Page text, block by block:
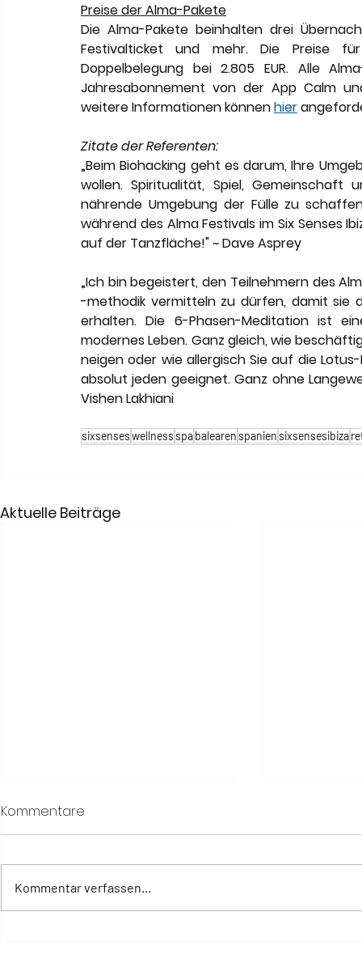
Preise der Alma-Pakete
Die Alma-Pakete beinhalten drei
Festivalticket und mehr. Die Preise
Doppelbelegung bei 2.805 EUR. Alle
Jahresabonnement von der App Calm
weitere Informationen können hier
Zitate der Referenten:
„Beim Biohacking geht es darum, Ihre
wollen. Spiritualität, Spiel,
nährende Umgebung der Fülle zu
während des Alma Festivals im Six Senses
auf der Tanzfläche!" ~ Dave Asprey
„Ich bin begeistert, den Teilnehmern des
-methodik vermitteln zu dürfen, damit sie
erhalten. Die 6-Phasen-Meditation ist
modernes Leben. Ganz gleich, wie
neigen oder wie allergisch Sie auf die
absolut jeden geeignet. Ganz ohne
Vishen Lakhiani
sixsenseswellnessspabalearenspaniensixsensesibiza
Aktuelle Beiträge
Kommentare
Kommentar verfassen...